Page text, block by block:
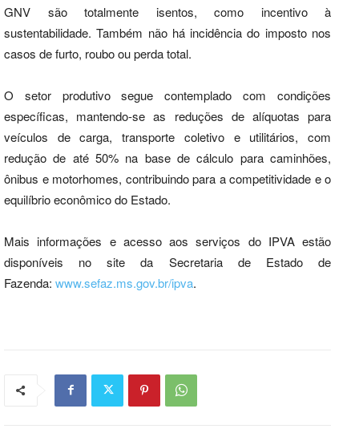
GNV são totalmente isentos, como incentivo à
sustentabilidade. Também não há incidência do imposto nos
casos de furto, roubo ou perda total.
O setor produtivo segue contemplado com condições
específicas, mantendo-se as reduções de alíquotas para
veículos de carga, transporte coletivo e utilitários, com
redução de até 50% na base de cálculo para caminhões,
ônibus e motorhomes, contribuindo para a competitividade e o
equilíbrio econômico do Estado.
Mais informações e acesso aos serviços do IPVA estão
disponíveis no site da Secretaria de Estado de
Fazenda: www.sefaz.ms.gov.br/ipva.